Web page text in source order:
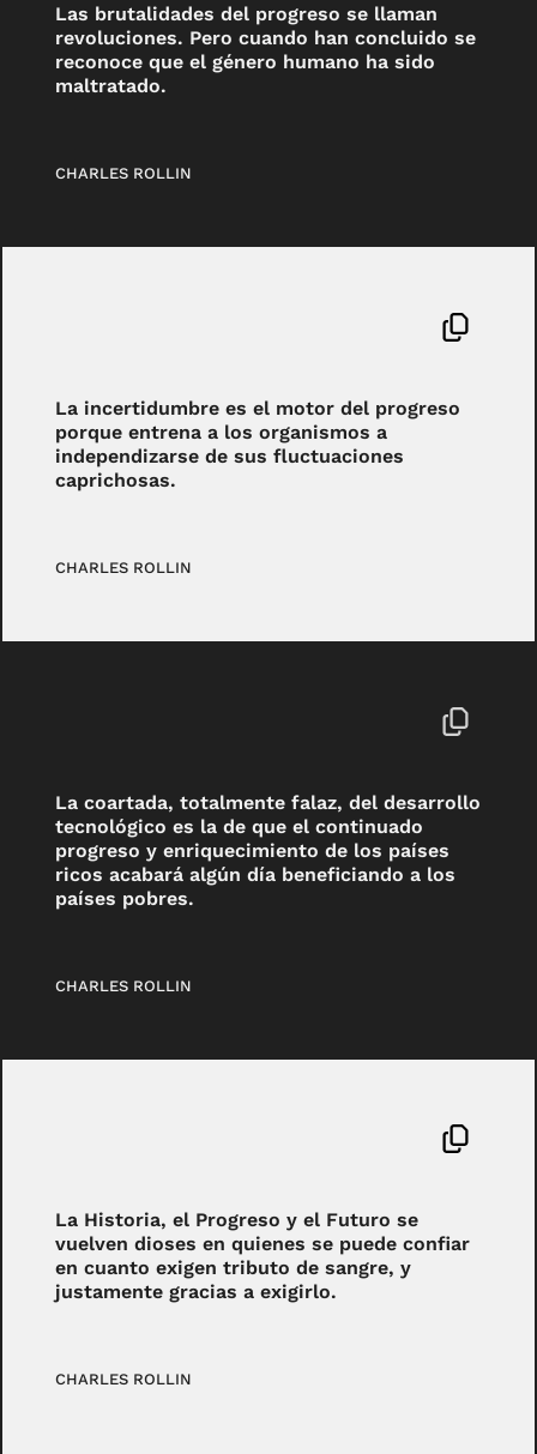
Las brutalidades del progreso se llaman
revoluciones. Pero cuando han concluido se
reconoce que el género humano ha sido
maltratado.
CHARLES ROLLIN
La incertidumbre es el motor del progreso
porque entrena a los organismos a
independizarse de sus fluctuaciones
caprichosas.
CHARLES ROLLIN
La coartada, totalmente falaz, del desarrollo
tecnológico es la de que el continuado
progreso y enriquecimiento de los países
ricos acabará algún día beneficiando a los
países pobres.
CHARLES ROLLIN
La Historia, el Progreso y el Futuro se
vuelven dioses en quienes se puede confiar
en cuanto exigen tributo de sangre, y
justamente gracias a exigirlo.
CHARLES ROLLIN